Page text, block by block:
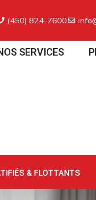
(450) 824-7600
SERVICES
& FLOTTANTS